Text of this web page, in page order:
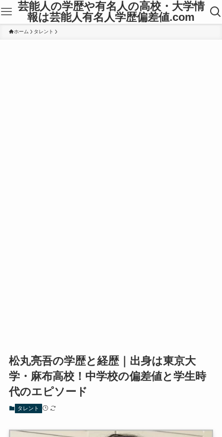
芸能人の学歴や有名人の高校・大学情
報は芸能人有名人学歴偏差値.com
ホーム タレント
松丸亮吾の学歴と経歴｜出身は東京大
学・麻布高校！中学校の偏差値と学生時
代のエピソード
タレント